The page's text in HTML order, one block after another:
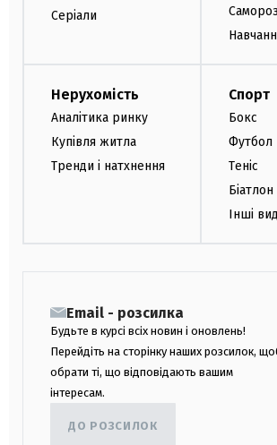
Серіали
Нерухомість
Аналітика ринку
Купівля житла
Тренди і натхнення
Спорт
Бокс
Футбол
Теніс
Біатлон
Інші
Email - розсилка
Будьте в курсі всіх новин і оновлень!
Перейдіть на сторінку наших розсилок,
обрати ті, що відповідають вашим
інтересам.
ДО РОЗСИЛОК